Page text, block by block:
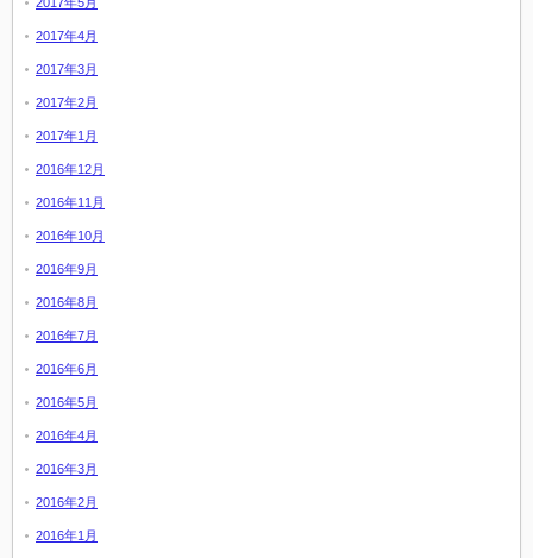
2017年4月
2017年3月
2017年2月
2017年1月
2016年12月
2016年11月
2016年10月
2016年9月
2016年8月
2016年7月
2016年6月
2016年5月
2016年4月
2016年3月
2016年2月
2016年1月